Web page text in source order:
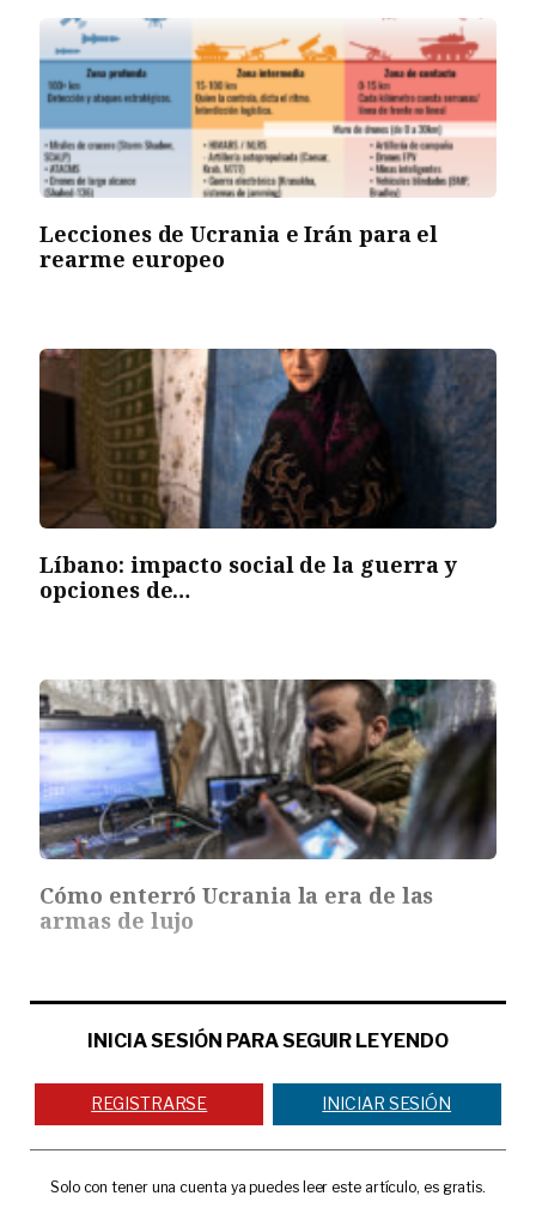
Lecciones de Ucrania e Irán para el
rearme europeo
Líbano: impacto social de la guerra y
opciones de…
Cómo enterró Ucrania la era de las
armas de lujo
INICIA SESIÓN PARA SEGUIR LEYENDO
REGISTRARSE INICIAR SESIÓN
Solo con tener una cuenta ya puedes leer este artículo, es gratis.